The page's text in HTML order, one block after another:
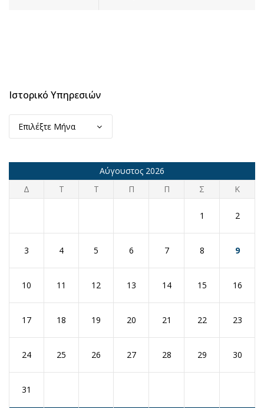
Ιστορικό Υπηρεσιών
Ιστορικό
Υπηρεσιών
Αύγουστος 2026
Δ
Τ Τ Π Π Σ Κ
1 2
3 4 5 6 7 8 9
10 11 12 13 14 15 16
17 18 19 20 21 22 23
24 25 26 27 28 29 30
31